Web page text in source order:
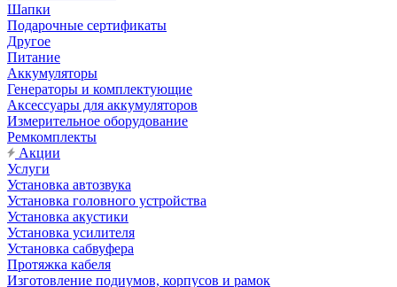
Шапки
Подарочные сертификаты
Другое
Питание
Аккумуляторы
Генераторы и комплектующие
Аксессуары для аккумуляторов
Измерительное оборудование
Ремкомплекты
Акции
Услуги
Установка автозвука
Установка головного устройства
Установка акустики
Установка усилителя
Установка сабвуфера
Протяжка кабеля
Изготовление подиумов, корпусов и рамок